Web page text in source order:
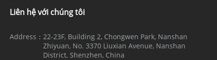
Liên hệ với chúng tôi
Address： 22-23F, Building 2, Chongwen Park, Nanshan
Zhiyuan, No. 3370 Liuxian Avenue, Nanshan
District, Shenzhen, China